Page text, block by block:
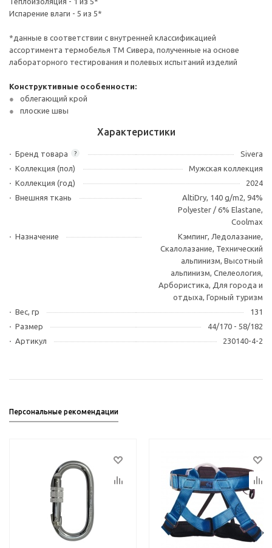
Испарение влаги - 5 из 5*
*данные в соответствии с внутренней классификацией
ассортимента термобелья ТМ Сивера, полученные на основе
лабораторного тестирования и полевых испытаний изделий
Конструктивные особенности:
облегающий крой
плоские швы
Характеристики
?
Бренд товара
Sivera
Коллекция (пол)
Мужская коллекция
Коллекция (год)
2024
Внешняя ткань
AltiDry, 140 g/m2, 94%
Polyester / 6% Elastane,
Coolmax
Назначение
Кэмпинг, Ледолазание,
Скалолазание, Технический
альпинизм, Высотный
альпинизм, Спелеология,
Арбористика, Для города и
отдыха, Горный туризм
Вес, гр
131
Размер
44/170 - 58/182
Артикул
230140-4-2
Персональные рекомендации